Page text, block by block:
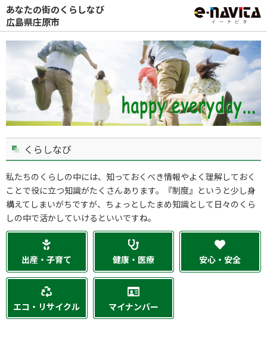
あなたの街のくらしなび
広島県庄原市
くらしなび
私たちのくらしの中には、知っておくべき情報やよく理解しておく
ことで役に立つ知識がたくさんあります。『制度』というと少し身
構えてしまいがちですが、ちょっとしたまめ知識として日々のくら
しの中で活かしていけるといいですね。
出産・子育て 健康・医療 安心・安全
エコ・リサイクル マイナンバー